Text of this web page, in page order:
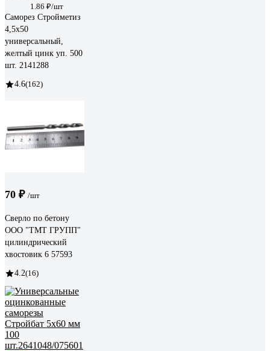
1.86 ₽/шт
Саморез Стройметиз
4,5х50
универсальный,
желтый цинк уп. 500
шт. 2141288
4.6(162)
70 ₽ /шт
Сверло по бетону
ООО "ТМТ ГРУПП"
цилиндрический
хвостовик 6 57593
4.2(16)